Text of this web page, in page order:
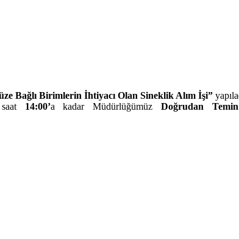
Bağlı Birimlerin İhtiyacı Olan Sineklik Alım İşi”
14:00’a kadar Müdürlüğümüz Doğrudan